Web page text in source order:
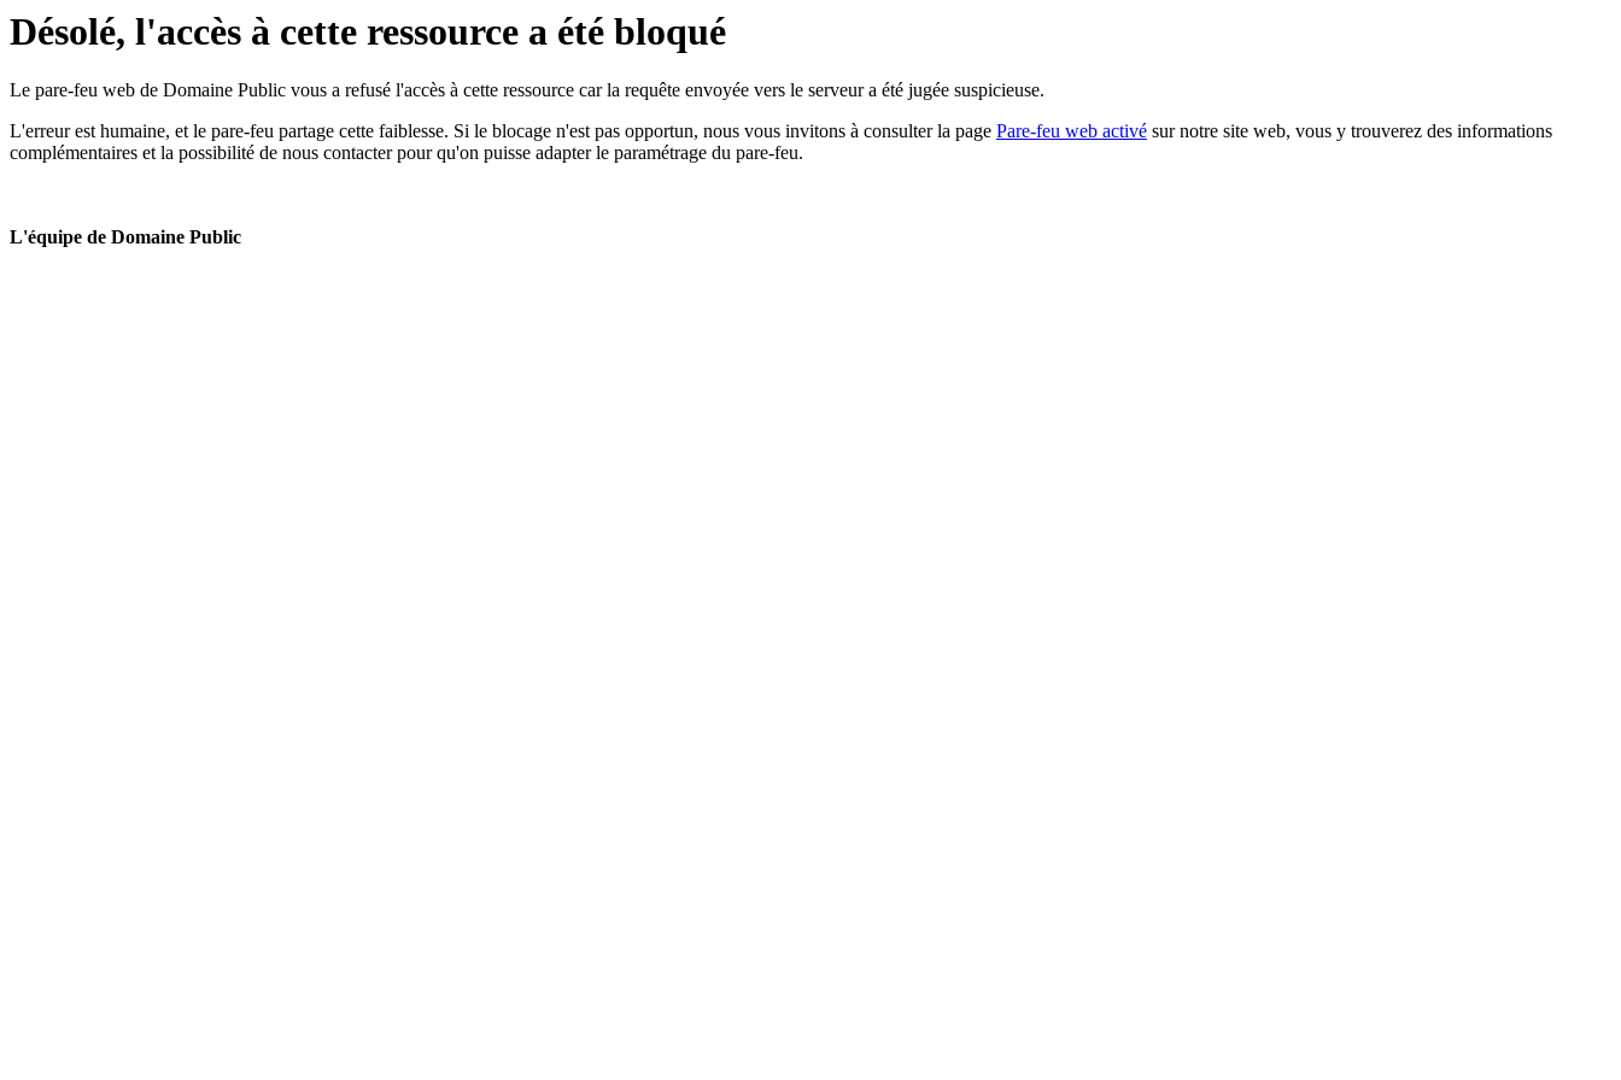
Désolé, l'accès à cette ressource a été bloqué
Le pare-feu web de Domaine Public vous a refusé l'accès à cette ressource car la requête envoyée vers le serveur a été jugée suspicieuse.
L'erreur est humaine, et le pare-feu partage cette faiblesse. Si le blocage n'est pas opportun, nous vous invitons à consulter la page Pare-feu web activé sur notre site web, vous y trouverez des informations
complémentaires et la possibilité de nous contacter pour qu'on puisse adapter le paramétrage du pare-feu.
L'équipe de Domaine Public